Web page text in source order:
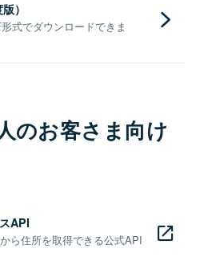
）
式でダウンロードできま
のお客さま向け
API
ら住所を取得できる公式API